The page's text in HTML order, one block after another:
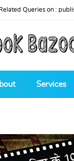
Queries on :
Services